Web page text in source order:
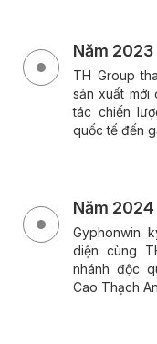
Năm 2023
TH Group
sản xuất mới
tác chiến
quốc tế đến
Năm 2024
Gyphonwin
diện cùng
nhánh độc
Cao Thạch